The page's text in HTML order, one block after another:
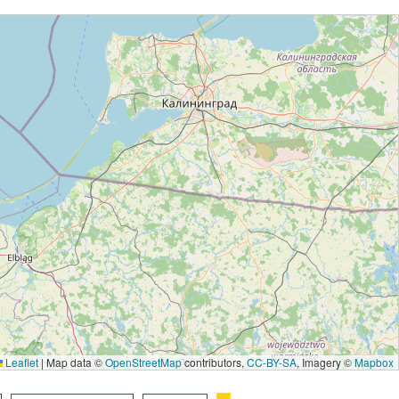
Leaflet | Map data ©OpenStreetMapcontributors,CC-BY-SA, Imagery ©Mapbox